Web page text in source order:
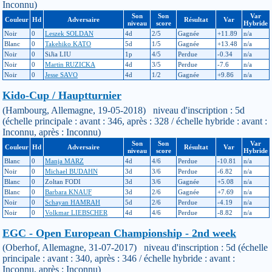
Inconnu)
Couleur Hd Adversaire
Son
niveau
Son
score
Résultat Var
Var
Hybride
Noir
0 Leszek SOLDAN 4d 2/5 Gagnée +11.89
n/a
Blanc
0 Takehiko KATO 5d 1/5 Gagnée +13.48
n/a
Noir
0 SiJia LIU 1p 4/5 Perdue -0.34
n/a
Noir
0 Martin RUZICKA 4d 3/5 Perdue -7.6
n/a
Noir
0 Jesse SAVO 4d 1/2 Gagnée +9.86 n/a
Kido-Cup / Hauptturnier
(Hambourg, Allemagne, 19-05-2018) niveau d'inscription : 5d
(échelle principale : avant : 346, après : 328 / échelle hybride : avant :
Inconnu, après : Inconnu)
Couleur Hd Adversaire
Son
niveau
Son
score
Résultat Var
Var
Hybride
Blanc
0 Manja MARZ 4d 4/6 Perdue -10.81
n/a
Noir
0 Michael BUDAHN 3d 3/6 Perdue -6.82
n/a
Blanc
0 Zoltan FODI 3d 3/6 Gagnée +5.08
n/a
Blanc
0 Barbara KNAUF 3d 2/6 Gagnée +7.69
n/a
Noir
0 Schayan HAMRAH 5d 2/6 Perdue -4.19
n/a
Noir
0 Volkmar LIEBSCHER 4d 4/6 Perdue -8.82 n/a
EGC - Open European Championship - 2nd week
(Oberhof, Allemagne, 31-07-2017) niveau d'inscription : 5d (échelle
principale : avant : 340, après : 346 / échelle hybride : avant :
Inconnu, après : Inconnu)